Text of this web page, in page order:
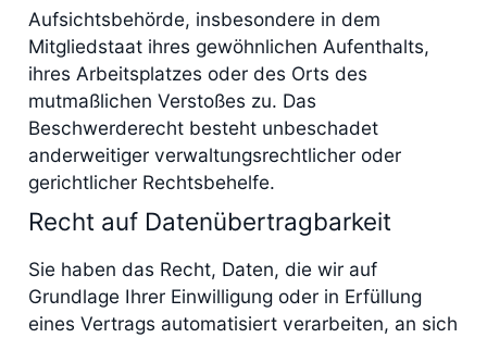
Aufsichtsbehörde, insbesondere in dem
Mitgliedstaat ihres gewöhnlichen Aufenthalts,
ihres Arbeitsplatzes oder des Orts des
mutmaßlichen Verstoßes zu. Das
Beschwerderecht besteht unbeschadet
anderweitiger verwaltungsrechtlicher oder
gerichtlicher Rechtsbehelfe.
Recht auf Daten­übertrag­barkeit
Sie haben das Recht, Daten, die wir auf
Grundlage Ihrer Einwilligung oder in Erfüllung
eines Vertrags automatisiert verarbeiten, an sich